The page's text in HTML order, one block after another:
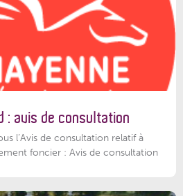
: avis de consultation
l’Avis de consultation relatif à
foncier : Avis de consultation